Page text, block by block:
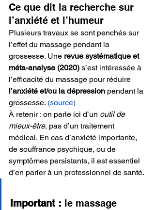
Ce que dit la recherche sur
l’anxiété et l’humeur
Plusieurs travaux se sont penchés sur
l’effet du massage pendant la
grossesse. Une revue systématique et
méta-analyse (2020) s’est intéressée à
l’efficacité du massage pour réduire
l’anxiété et/ou la dépression pendant la
grossesse. (source)
À retenir : on parle ici d’un outil de
mieux-être, pas d’un traitement
médical. En cas d’anxiété importante,
de souffrance psychique, ou de
symptômes persistants, il est essentiel
d’en parler à un professionnel de santé.
Important : le massage